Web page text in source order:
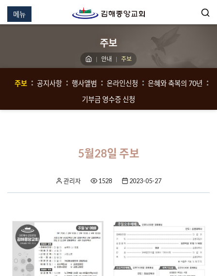
메뉴
주보
안내 주보
주보 공지사항 행사앨범 온라인신청
은혜와 축복의 70년
기부금 영수증 신청
5월28일 주보
관리자 1528 2023-05-27